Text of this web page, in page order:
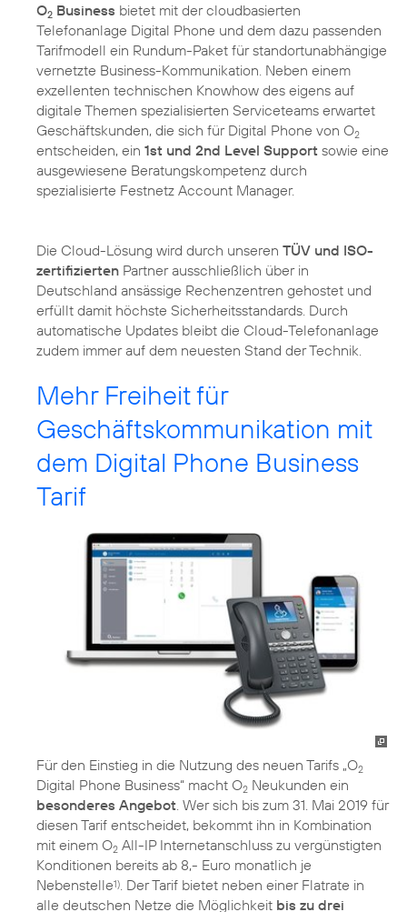
O2 Business bietet mit der cloudbasierten
Telefonanlage Digital Phone und dem dazu passenden
Tarifmodell ein Rundum-Paket für standortunabhängige
vernetzte Business-Kommunikation. Neben einem
exzellenten technischen Knowhow des eigens auf
digitale Themen spezialisierten Serviceteams erwartet
Geschäftskunden, die sich für Digital Phone von O2
entscheiden, ein 1st und 2nd Level Support sowie eine
ausgewiesene Beratungskompetenz durch
spezialisierte Festnetz Account Manager.
Die Cloud-Lösung wird durch unseren TÜV und ISO-
zertifizierten Partner ausschließlich über in
Deutschland ansässige Rechenzentren gehostet und
erfüllt damit höchste Sicherheitsstandards. Durch
automatische Updates bleibt die Cloud-Telefonanlage
zudem immer auf dem neuesten Stand der Technik.
Mehr Freiheit für
Geschäftskommunikation mit
dem Digital Phone Business
Tarif
Für den Einstieg in die Nutzung des neuen Tarifs „O2
Digital Phone Business“ macht O2 Neukunden ein
besonderes Angebot . Wer sich bis zum 31. Mai 2019 für
diesen Tarif entscheidet, bekommt ihn in Kombination
mit einem O2 All-IP Internetanschluss zu vergünstigten
Konditionen bereits ab 8,- Euro monatlich je
Nebenstelle1) . Der Tarif bietet neben einer Flatrate in
alle deutschen Netze die Möglichkeit bis zu drei